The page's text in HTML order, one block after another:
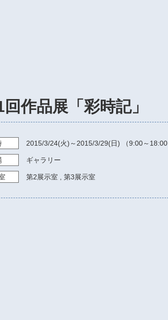
作品展「彩時記」
2015/3/24(火)～ 2015/3/29(日) （9:00～18:00
ギャラリー
第2展示室 第3展示室